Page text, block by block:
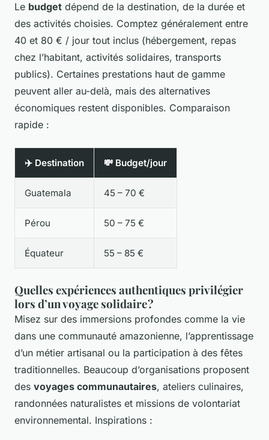
Le budget dépend de la destination, de la durée et
des activités choisies. Comptez généralement entre
40 et 80 € / jour tout inclus (hébergement, repas
chez l’habitant, activités solidaires, transports
publics). Certaines prestations haut de gamme
peuvent aller au-delà, mais des alternatives
économiques restent disponibles. Comparaison
rapide :
✈️ Destination 💸 Budget/jour
Guatemala 45 – 70 €
Pérou 50 – 75 €
Équateur 55 – 85 €
Quelles expériences authentiques privilégier
lors d’un voyage solidaire ?
Misez sur des immersions profondes comme la vie
dans une communauté amazonienne, l’apprentissage
d’un métier artisanal ou la participation à des fêtes
traditionnelles. Beaucoup d’organisations proposent
des voyages communautaires, ateliers culinaires,
randonnées naturalistes et missions de volontariat
environnemental. Inspirations :